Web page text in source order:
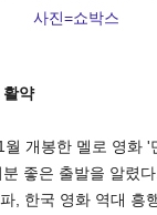
사진=쇼박스
약
개봉한 멜로 영화
좋은 출발을 알렸
, 한국 영화 역대 흥